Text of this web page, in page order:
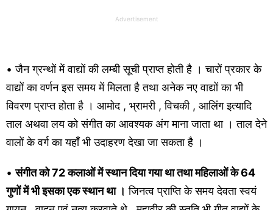
Advertisement
• जैन ग्रन्थों में वाद्यों की लम्बी सूची प्राप्त होती है । चारों प्रकार के
वाद्यों का वर्णन इस समय में मिलता है तथा अनेक नए वाद्यों का भी
विवरण प्राप्त होता है । आमोद , भ्रामरी , विचकी , आलिंग इत्यादि
ताल अथवा लय को संगीत का आवश्यक अंग माना जाता था । ताल देने
वालों के वर्ग का यहाँ भी उदाहरण देखा जा सकता है ।
•संगीत को 72 कलाओं में स्थान दिया गया था तथा महिलाओं के 64
गुणों में भी इसका एक स्थान था । जिनत्व प्राप्ति के समय देवता स्वयं